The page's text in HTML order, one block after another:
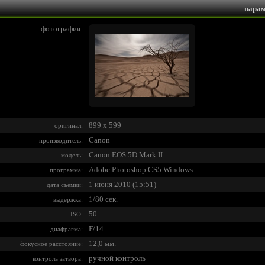
фотография:
оригинал: 899 x 599
производитель: Canon
модель: Canon EOS 5D Mark II
программа: Adobe Photoshop CS5 Windows
дата съёмки: 1 июня 2010 (15:51)
выдержка: 1/80 сек.
ISO: 50
диафрагма: F/14
фокусное расстояние: 12,0 мм.
контроль затвора: ручной контроль